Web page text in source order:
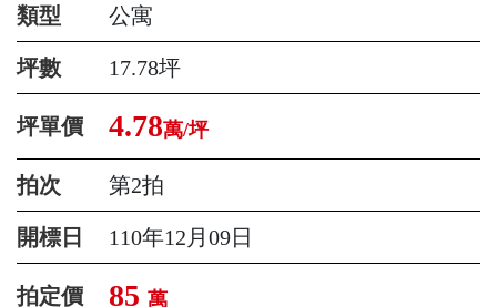
類型 公寓
坪數 17.78坪
坪單價 4.78萬/坪
拍次 第2拍
開標日 110年12月09日
拍定價 85 萬